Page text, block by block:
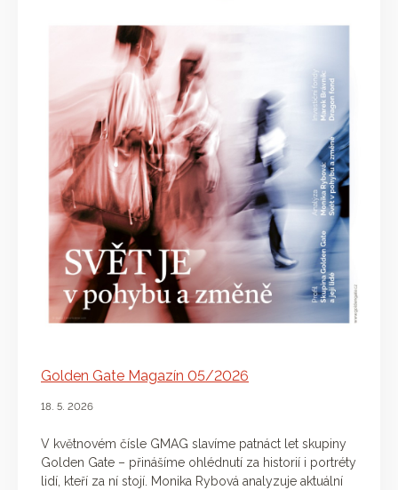
Golden Gate Magazín 05/2026
18. 5. 2026
V květnovém čísle GMAG slavíme patnáct let skupiny
Golden Gate – přinášíme ohlédnutí za historií i portréty
lidí, kteří za ní stojí. Monika Rybová analyzuje aktuální